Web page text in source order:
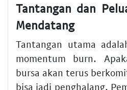
Tantangan dan
Mendatang
Tantangan utama
momentum burn.
bursa akan terus
bisa jadi penghalang.